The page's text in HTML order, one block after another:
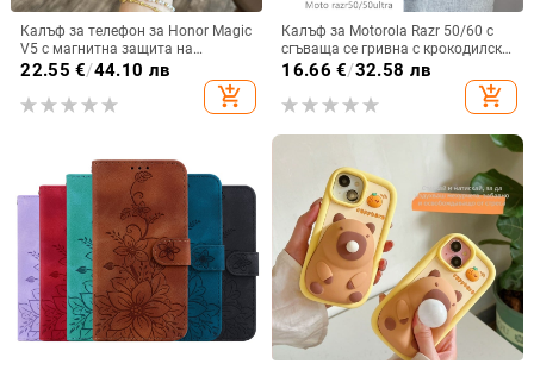
Калъф за телефон за Honor Magic
V5 с магнитна защита на
централната ос, пълна защита на
електроплатиране, защита срещу
22.55 €/44.10 лв
add_shopping_cart
Калъф за Motorola Razr 50/60 с
сгъваща се гривна с крокодилски
релеф
16.66 €/32.58 лв
add_shopping_cart